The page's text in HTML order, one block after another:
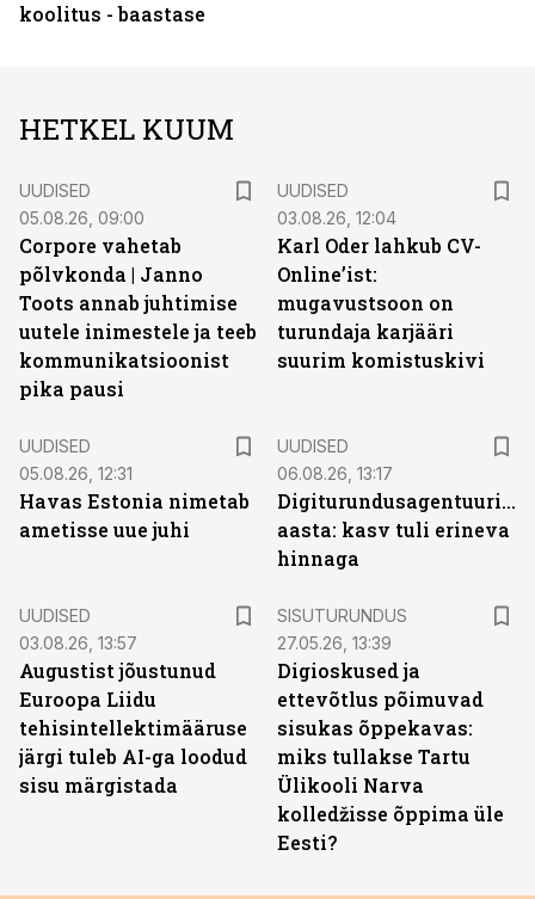
koolitus - baastase
HETKEL KUUM
UUDISED
05.08.26, 09:00
Corpore vahetab
põlvkonda | Janno
Toots annab juhtimise
uutele inimestele ja teeb
kommunikatsioonist
pika pausi
UUDISED
03.08.26, 12:04
Karl Oder lahkub CV-
Online’ist:
mugavustsoon on
turundaja karjääri
suurim komistuskivi
UUDISED
05.08.26, 12:31
Havas Estonia nimetab
ametisse uue juhi
UUDISED
06.08.26, 13:17
Digiturundusagentuuride
aasta: kasv tuli erineva
hinnaga
UUDISED
03.08.26, 13:57
Augustist jõustunud
Euroopa Liidu
tehisintellektimääruse
järgi tuleb AI-ga loodud
sisu märgistada
SISUTURUNDUS
27.05.26, 13:39
Digioskused ja
ettevõtlus põimuvad
sisukas õppekavas:
miks tullakse Tartu
Ülikooli Narva
kolledžisse õppima üle
Eesti?